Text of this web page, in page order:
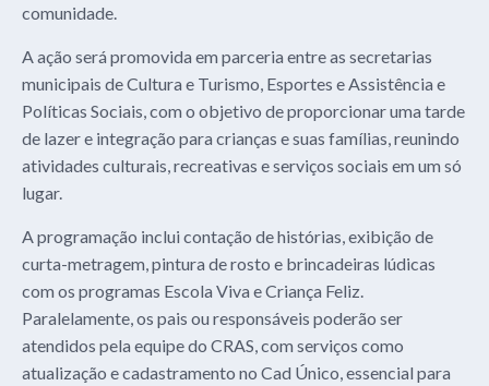
comunidade.
A ação será promovida em parceria entre as secretarias
municipais de Cultura e Turismo, Esportes e Assistência e
Políticas Sociais, com o objetivo de proporcionar uma tarde
de lazer e integração para crianças e suas famílias, reunindo
atividades culturais, recreativas e serviços sociais em um só
lugar.
A programação inclui contação de histórias, exibição de
curta-metragem, pintura de rosto e brincadeiras lúdicas
com os programas Escola Viva e Criança Feliz.
Paralelamente, os pais ou responsáveis poderão ser
atendidos pela equipe do CRAS, com serviços como
atualização e cadastramento no Cad Único, essencial para